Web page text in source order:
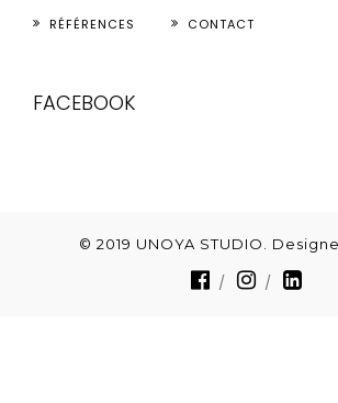
RÉFÉRENCES CONTACT
FACEBOOK
© 2019 UNOYA STUDIO.